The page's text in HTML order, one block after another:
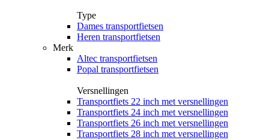
Type
Dames transportfietsen
Heren transportfietsen
Merk
Altec transportfietsen
Popal transportfietsen
Versnellingen
Transportfiets 22 inch met versnellingen
Transportfiets 24 inch met versnellingen
Transportfiets 26 inch met versnellingen
Transportfiets 28 inch met versnellingen